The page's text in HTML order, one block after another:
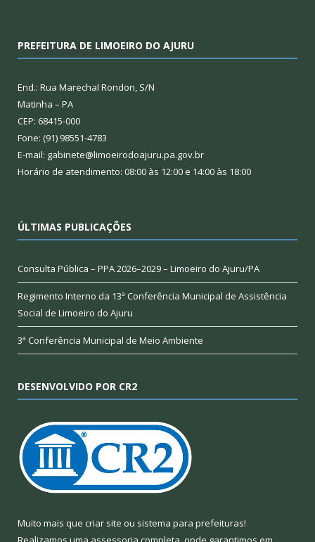
PREFEITURA DE LIMOEIRO DO AJURU
End.: Rua Marechal Rondon, S/N
Matinha – PA
CEP: 68415-000
Fone: (91) 98551-4783
E-mail: gabinete@limoeirodoajuru.pa.gov.br
Horário de atendimento: 08:00 às 12:00 e 14:00 às 18:00
ÚLTIMAS PUBLICAÇÕES
Consulta Pública – PPA 2026–2029 – Limoeiro do Ajuru/PA
Regimento Interno da 13ª Conferência Municipal de Assistência
Social de Limoeiro do Ajuru
3ª Conferência Municipal de Meio Ambiente
DESENVOLVIDO POR CR2
Muito mais que criar site ou sistema para prefeituras!